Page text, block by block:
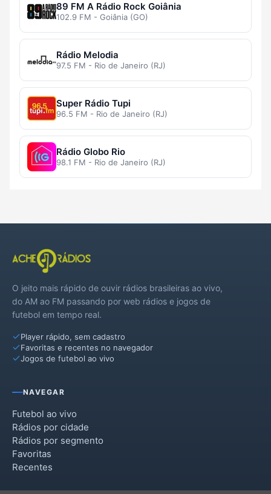
89 FM A Rádio Rock Goiânia
102.9 FM - Goiânia (GO)
Rádio Melodia
97.5 FM - Rio de Janeiro (RJ)
Super Rádio Tupi
96.5 FM - Rio de Janeiro (RJ)
Rádio Globo Rio
98.1 FM - Rio de Janeiro (RJ)
O jeito mais rápido de ouvir rádios brasileiras ao vivo,
do AM ao FM passando por web rádios e jogos de
futebol em tempo real.
Player rápido, sem cadastro
Favoritas e recentes no navegador
Jogos de futebol ao vivo
NAVEGAR
Futebol ao vivo
Rádios por cidade
Rádios por segmento
Favoritas
Recentes